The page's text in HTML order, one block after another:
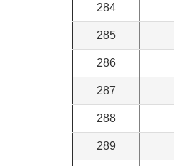
284
285
286
287
288
289